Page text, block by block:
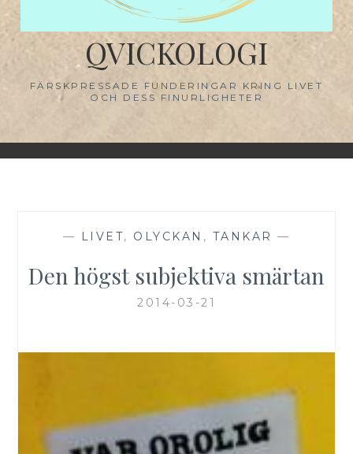
QVICKOLOGI
FÄRSKPRESSADE FUNDERINGAR KRING LIVET
OCH DESS FINURLIGHETER
— LIVET, OLYCKAN , TANKAR —
Den högst subjektiva smärtan
2014-03-21